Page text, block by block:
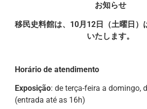
お知らせ
移民史料館は、10月12日（土曜日）
いたします。
Horário de atendimento
Exposição: de terça-feira a domingo,
(entrada até as 16h)